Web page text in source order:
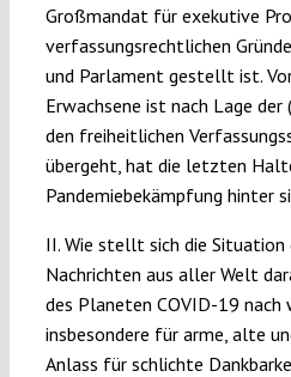
Großmandat für exekutive
verfassungsrechtlichen
und Parlament gestellt ist.
Erwachsene ist nach Lage
den freiheitlichen
übergeht, hat die letzten
Pandemiebekämpfung hinter
II. Wie stellt sich die
Nachrichten aus aller Welt
des Planeten COVID-19
insbesondere für arme, alte
Anlass für schlichte